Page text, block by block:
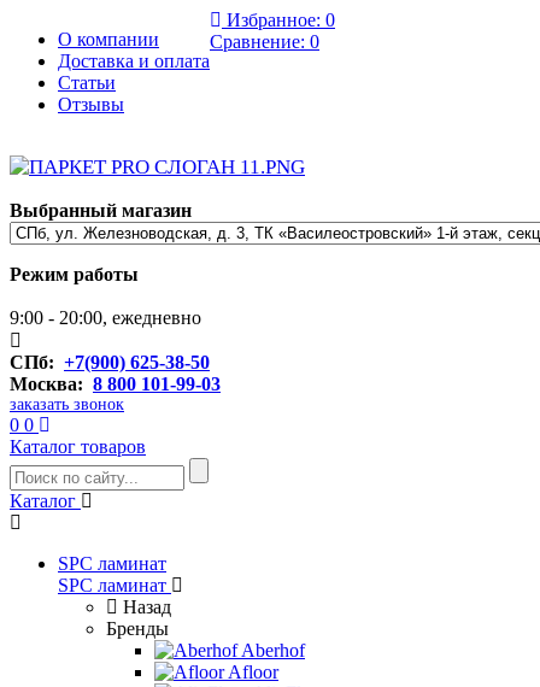
О компании
Доставка и оплата
Статьи
Отзывы
Избранное: 0
Сравнение: 0
Выбранный магазин
Режим работы
9:00 - 20:00, ежедневно
СПб: +7(900) 625-38-50
Москва: 8 800 101-99-03
заказать звонок
0 0
Каталог товаров
Каталог
SPC ламинат
SPC ламинат
Назад
Бренды
Aberhof
Afloor